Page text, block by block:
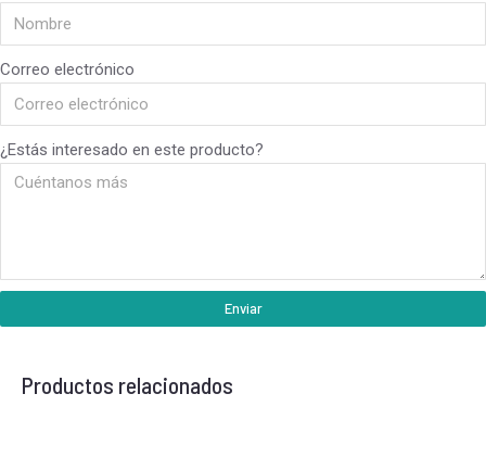
Correo electrónico
¿Estás interesado en este producto?
Enviar
Productos relacionados